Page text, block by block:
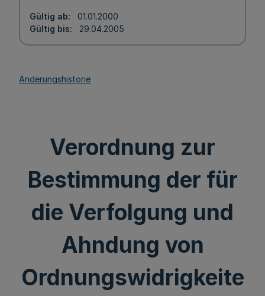
Gültig ab
01.01.2000
Gültig bis
29.04.2005
Änderungshistorie
Verordnung zur
Bestimmung der für
die Verfolgung und
Ahndung von
Ordnungswidrigkeite